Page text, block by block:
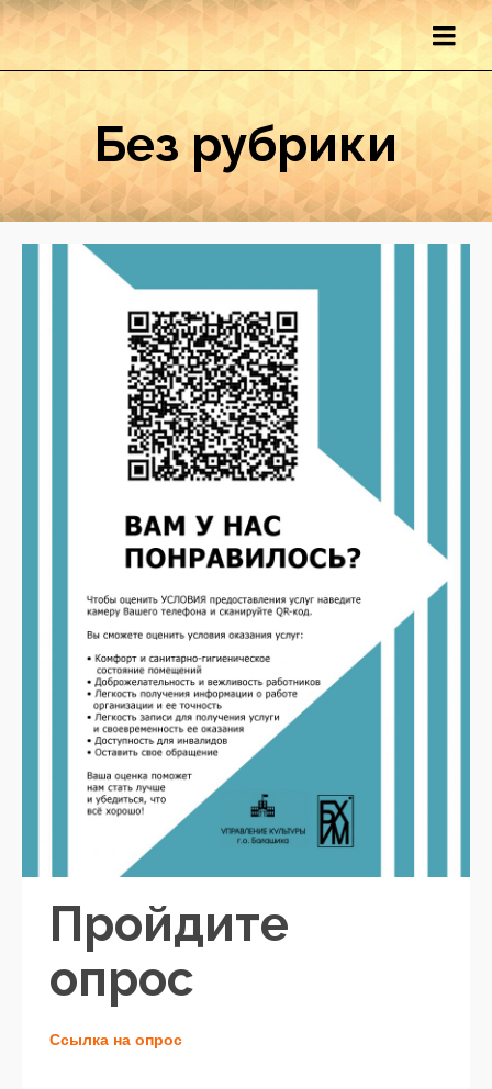
Без рубрики
Пройдите
опрос
Ссылка на опрос